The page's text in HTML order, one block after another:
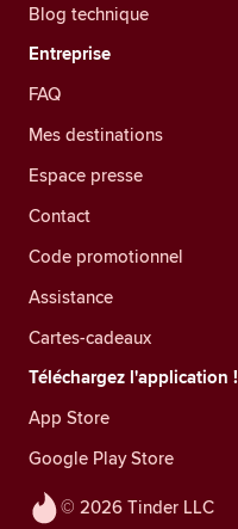
© 2026 Tinder LLC
Blog technique
Entreprise
FAQ
Mes destinations
Espace presse
Contact
Code promotionnel
Assistance
Cartes-cadeaux
Téléchargez l'application !
App Store
Google Play Store